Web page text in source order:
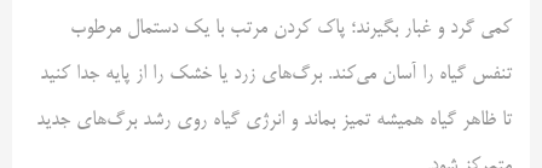
کمی گرد و غبار بگیرند؛ پاک کردن مرتب با یک دستمال مرطوب
تنفس گیاه را آسان می‌کند. برگ‌های زرد یا خشک را از پایه جدا کنید
تا ظاهر گیاه همیشه تمیز بماند و انرژی گیاه روی رشد برگ‌های جدید